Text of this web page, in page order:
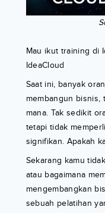
Mau ikut training di
IdeaCloud
Saat ini, banyak
membangun bisnis,
mana. Tak sedikit
tetapi tidak
signifikan. Apakah
Sekarang kamu
atau bagaimana
mengembangkan
sebuah pelatihan